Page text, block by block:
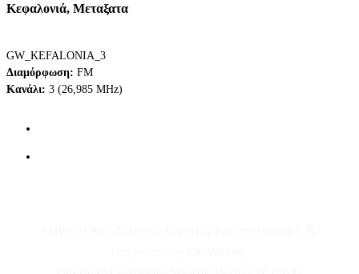
Κεφαλονιά, Μεταξατα
GW_KEFALONIA_3
Διαμόρφωση: FM
Κανάλι: 3 (26,985 MHz)